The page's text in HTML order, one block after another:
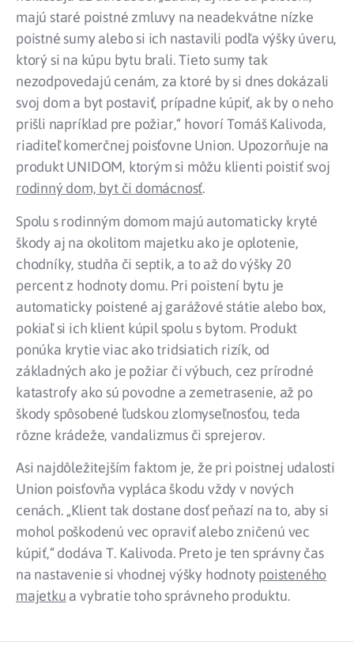
majú staré poistné zmluvy na neadekvátne nízke
poistné sumy alebo si ich nastavili podľa výšky úveru,
ktorý si na kúpu bytu brali. Tieto sumy tak
nezodpovedajú cenám, za ktoré by si dnes dokázali
svoj dom a byt postaviť, prípadne kúpiť, ak by o neho
prišli napríklad pre požiar,“ hovorí Tomáš Kalivoda,
riaditeľ komerčnej poisťovne Union. Upozorňuje na
produkt UNIDOM, ktorým si môžu klienti poistiť svoj
rodinný dom, byt či domácnosť.
Spolu s rodinným domom majú automaticky kryté
škody aj na okolitom majetku ako je oplotenie,
chodníky, studňa či septik, a to až do výšky 20
percent z hodnoty domu. Pri poistení bytu je
automaticky poistené aj garážové státie alebo box,
pokiaľ si ich klient kúpil spolu s bytom. Produkt
ponúka krytie viac ako tridsiatich rizík, od
základných ako je požiar či výbuch, cez prírodné
katastrofy ako sú povodne a zemetrasenie, až po
škody spôsobené ľudskou zlomyseľnosťou, teda
rôzne krádeže, vandalizmus či sprejerov.
Asi najdôležitejším faktom je, že pri poistnej udalosti
Union poisťovňa vypláca škodu vždy v nových
cenách. „Klient tak dostane dosť peňazí na to, aby si
mohol poškodenú vec opraviť alebo zničenú vec
kúpiť,“ dodáva T. Kalivoda. Preto je ten správny čas
na nastavenie si vhodnej výšky hodnoty poisteného
majetku a vybratie toho správneho produktu.